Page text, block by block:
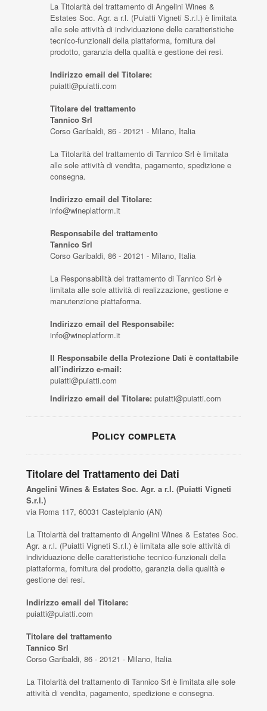
La Titolarità del trattamento di Angelini Wines &
Estates Soc. Agr. a r.l. (Puiatti Vigneti S.r.l.) è limitata
alle sole attività di individuazione delle caratteristiche
tecnico-funzionali della piattaforma, fornitura del
prodotto, garanzia della qualità e gestione dei resi.
Indirizzo email del Titolare:
puiatti@puiatti.com
Titolare del trattamento
Tannico Srl
Corso Garibaldi, 86 - 20121 - Milano, Italia
La Titolarità del trattamento di Tannico Srl è limitata
alle sole attività di vendita, pagamento, spedizione e
consegna.
Indirizzo email del Titolare:
info@wineplatform.it
Responsabile del trattamento
Tannico Srl
Corso Garibaldi, 86 - 20121 - Milano, Italia
La Responsabilità del trattamento di Tannico Srl è
limitata alle sole attività di realizzazione, gestione e
manutenzione piattaforma.
Indirizzo email del Responsabile:
info@wineplatform.it
Il Responsabile della Protezione Dati è contattabile
all’indirizzo e-mail:
puiatti@puiatti.com
Indirizzo email del Titolare: puiatti@puiatti.com
Policy completa
Titolare del Trattamento dei Dati
Angelini Wines & Estates Soc. Agr. a r.l. (Puiatti Vigneti
S.r.l.)
via Roma 117, 60031 Castelplanio (AN)
La Titolarità del trattamento di Angelini Wines & Estates Soc.
Agr. a r.l. (Puiatti Vigneti S.r.l.) è limitata alle sole attività di
individuazione delle caratteristiche tecnico-funzionali della
piattaforma, fornitura del prodotto, garanzia della qualità e
gestione dei resi.
Indirizzo email del Titolare:
puiatti@puiatti.com
Titolare del trattamento
Tannico Srl
Corso Garibaldi, 86 - 20121 - Milano, Italia
La Titolarità del trattamento di Tannico Srl è limitata alle sole
attività di vendita, pagamento, spedizione e consegna.